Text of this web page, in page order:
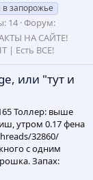
в запорожье
14 Форум:
НА САЙТЕ!
| Есть ВСЕ!
или "тут и
Толлер: выше
утром 0.17 фена
32860/
с одним
Запах: